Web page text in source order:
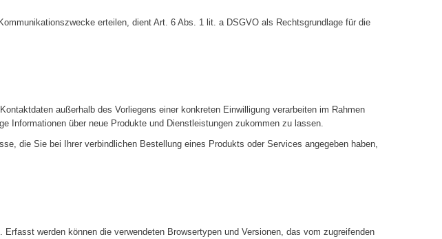
erteilen, dient Art. 6 Abs. 1 lit. a DSGVO als Rechtsgrundlage für die
außerhalb des Vorliegens einer konkreten Einwilligung verarbeiten im Rahmen
Informationen über neue Produkte und Dienstleistungen zukommen zu lassen.
die Sie bei Ihrer verbindlichen Bestellung eines Produkts oder Services angegeben haben,
werden können die verwendeten Browsertypen und Versionen, das vom zugreifenden